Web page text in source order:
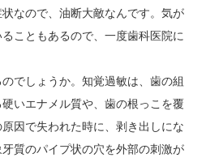
なので、油断大敵なんです。気が
こともあるので、一度歯科医院に
でしょうか。知覚過敏は、歯の組
いエナメル質や、歯の根っこを覆
因で失われた時に、剥き出しにな
質のパイプ状の穴を外部の刺激が